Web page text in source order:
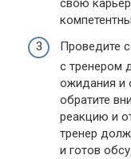
свою
Проведите
с тренером
ожидания и
обратите
реакцию и
тренер
и готов